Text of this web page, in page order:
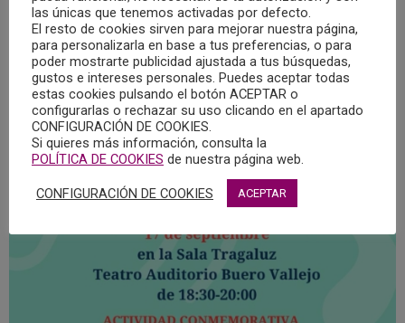
las únicas que tenemos activadas por defecto.
El resto de cookies sirven para mejorar nuestra página,
para personalizarla en base a tus preferencias, o para
poder mostrarte publicidad ajustada a tus búsquedas,
gustos e intereses personales. Puedes aceptar todas
estas cookies pulsando el botón ACEPTAR o
configurarlas o rechazar su uso clicando en el apartado
CONFIGURACIÓN DE COOKIES.
Si quieres más información, consulta la
POLÍTICA DE COOKIES de nuestra página web.
CONFIGURACIÓN DE COOKIES ACEPTAR